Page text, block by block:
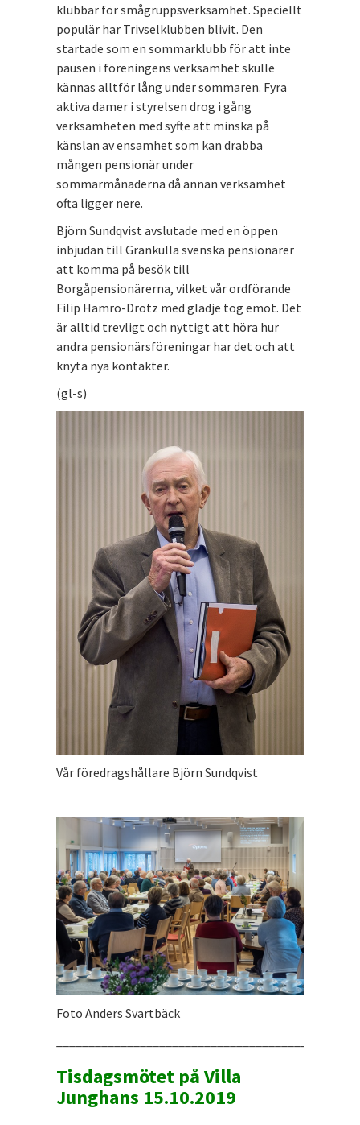
klubbar för smågruppsverksamhet. Speciellt
populär har Trivselklubben blivit. Den
startade som en sommarklubb för att inte
pausen i föreningens verksamhet skulle
kännas alltför lång under sommaren. Fyra
aktiva damer i styrelsen drog i gång
verksamheten med syfte att minska på
känslan av ensamhet som kan drabba
mången pensionär under
sommarmånaderna då annan verksamhet
ofta ligger nere.
Björn Sundqvist avslutade med en öppen
inbjudan till Grankulla svenska pensionärer
att komma på besök till
Borgåpensionärerna, vilket vår ordförande
Filip Hamro-Drotz med glädje tog emot. Det
är alltid trevligt och nyttigt att höra hur
andra pensionärsföreningar har det och att
knyta nya kontakter.
(gl-s)
Vår föredragshållare Björn Sundqvist
Foto Anders Svartbäck
Tisdagsmötet på Villa
Junghans 15.10.2019